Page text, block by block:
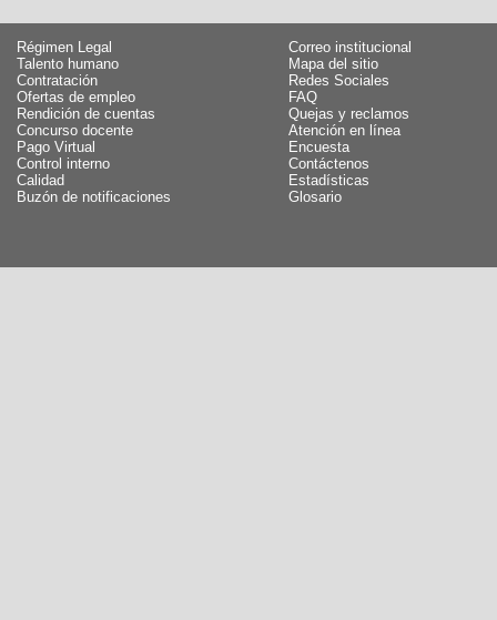
Régimen Legal
Talento humano
Contratación
Ofertas de empleo
Rendición de cuentas
Concurso docente
Pago Virtual
Control interno
Calidad
Buzón de notificaciones
Correo institucional
Mapa del sitio
Redes Sociales
FAQ
Quejas y reclamos
Atención en línea
Encuesta
Contáctenos
Estadísticas
Glosario